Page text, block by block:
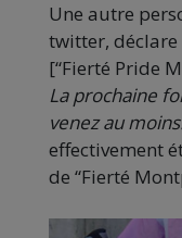
Une autre
twitter, déclare
[“Fierté Pride
La prochaine
venez au
effectivement
de “Fierté